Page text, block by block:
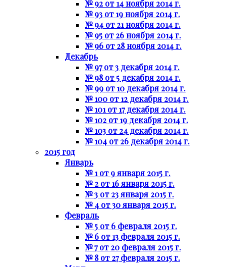
№ 92 от 14 ноября 2014 г.
№ 93 от 19 ноября 2014 г.
№ 94 от 21 ноября 2014 г.
№ 95 от 26 ноября 2014 г.
№ 96 от 28 ноября 2014 г.
Декабрь
№ 97 от 3 декабря 2014 г.
№ 98 от 5 декабря 2014 г.
№ 99 от 10 декабря 2014 г.
№ 100 от 12 декабря 2014 г.
№ 101 от 17 декабря 2014 г.
№ 102 от 19 декабря 2014 г.
№ 103 от 24 декабря 2014 г.
№ 104 от 26 декабря 2014 г.
2015 год
Январь
№ 1 от 9 января 2015 г.
№ 2 от 16 января 2015 г.
№ 3 от 23 января 2015 г.
№ 4 от 30 января 2015 г.
Февраль
№ 5 от 6 февраля 2015 г.
№ 6 от 13 февраля 2015 г.
№ 7 от 20 февраля 2015 г.
№ 8 от 27 февраля 2015 г.